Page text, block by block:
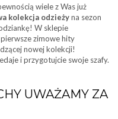
wiele z Was już
kolekcja odzieżyna sezon
W sklepie
zimowe hity
nowej kolekcji!
i przygotujcie swoje szafy.
UWAŻAMY ZA